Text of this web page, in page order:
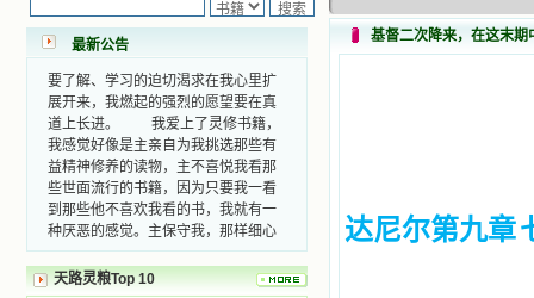
最新公告
书，我用舌头去舔它，觉得有一种甜
味，我就更用力去舔，最后从这本书
里流出活水来了。从那以后，一种想
要了解、学习的迫切渴求在我心里扩
展开来，我燃起的强烈的愿望要在真
道上长进。 我爱上了灵修书籍，
我感觉好像是主亲自为我挑选那些有
益精神修养的读物，主不喜悦我看那
些世面流行的书籍，因为只要我一看
到那些他不喜欢我看的书，我就有一
种厌恶的感觉。主保守我，那样细心
本不良的书籍。 善良的书使人向
善，这些圣人的作品，渐渐地印在了
天路灵粮Top 10
基督二次降来，在这末期
达尼尔第九章